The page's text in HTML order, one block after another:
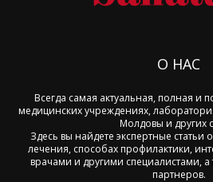
О НАС
Всегда самая актуальная, полная и
медицинских учреждениях,
Молдовы и других
Здесь вы найдете экспертные статьи
лечения, способах профилактики,
врачами и другими специалистами,
партнеров.